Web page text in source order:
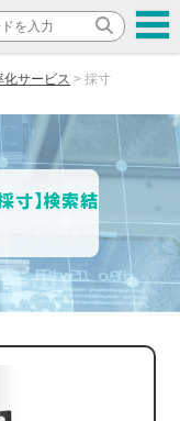
化サービス 採寸
寸】検索結